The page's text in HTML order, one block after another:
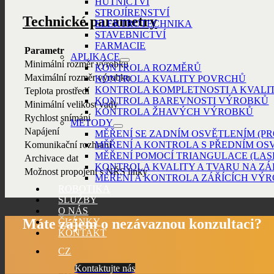
STROJÍRENSTVÍ
ELEKTROTECHNIKA
STAVEBNICTVÍ
FARMACIE
APLIKACE
KONTROLA ROZMĚRŮ
KONTROLA KVALITY POVRCHŮ
KONTROLA KOMPLETNOSTI A
KONTROLA BAREVNOSTI VÝROBKŮ
KONTROLA ŽHAVÝCH VÝROBKŮ
METODY
MĚŘENÍ SE ZADNÍM OSVĚTLENÍM
MĚŘENÍ A KONTROLA S PŘEDNÍM
MĚŘENÍ POMOCÍ TRIANGULACE
KONTROLA KVALITY A TVARU NA
MĚŘENÍ A KONTROLA ZÁŘÍCÍCH
SLUŽBY
O NÁS
ČLÁNKY
KONTAKT
CZ
Technické parametry
Parametr
Minimální rozměr výrobku
Maximální rozměr výrobku
Teplota prostředí
Minimální velikost vady
Rychlost snímání
Napájení
Komunikační rozhraní
Archivace dat
Možnost propojení s NŘS linky
Máte zájem o nezávaznou konzultaci?
Kontaktujte nás